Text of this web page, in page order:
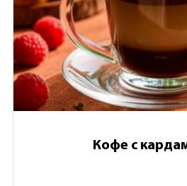
Кофе с